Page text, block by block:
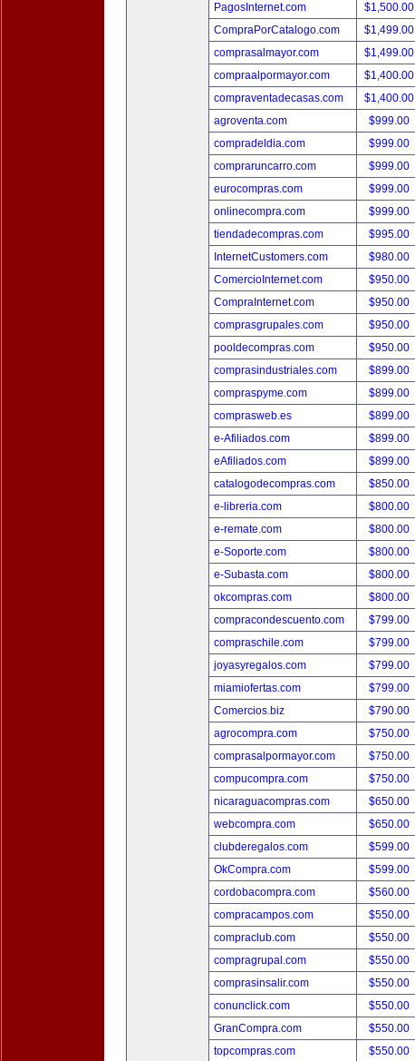
PagosInternet.com
$1,500.00
CompraPorCatalogo.com
$1,499.00
comprasalmayor.com
$1,499.00
compraalpormayor.com
$1,400.00
compraventadecasas.com
$1,400.00
agroventa.com
$999.00
compradeldia.com
$999.00
compraruncarro.com
$999.00
eurocompras.com
$999.00
onlinecompra.com
$999.00
tiendadecompras.com
$995.00
InternetCustomers.com
$980.00
ComercioInternet.com
$950.00
CompraInternet.com
$950.00
comprasgrupales.com
$950.00
pooldecompras.com
$950.00
comprasindustriales.com
$899.00
compraspyme.com
$899.00
comprasweb.es
$899.00
e-Afiliados.com
$899.00
eAfiliados.com
$899.00
catalogodecompras.com
$850.00
e-libreria.com
$800.00
e-remate.com
$800.00
e-Soporte.com
$800.00
e-Subasta.com
$800.00
okcompras.com
$800.00
compracondescuento.com
$799.00
compraschile.com
$799.00
joyasyregalos.com
$799.00
miamiofertas.com
$799.00
Comercios.biz
$790.00
agrocompra.com
$750.00
comprasalpormayor.com
$750.00
compucompra.com
$750.00
nicaraguacompras.com
$650.00
webcompra.com
$650.00
clubderegalos.com
$599.00
OkCompra.com
$599.00
cordobacompra.com
$560.00
compracampos.com
$550.00
compraclub.com
$550.00
compragrupal.com
$550.00
comprasinsalir.com
$550.00
conunclick.com
$550.00
GranCompra.com
$550.00
topcompras.com
$550.00